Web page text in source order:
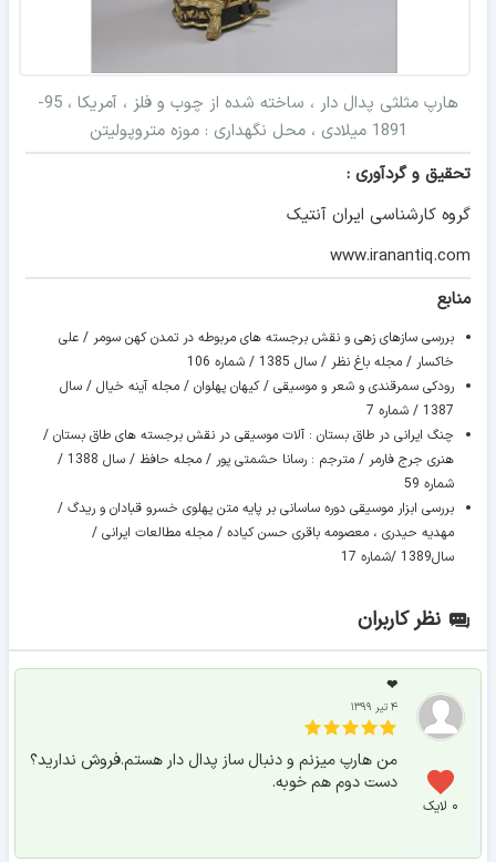
هارپ مثلثی پدال دار ، ساخته شده از چوب و فلز ، آمریکا ، 95-
1891 میلادی ، محل نگهداری : موزه متروپولیتن
تحقیق و گردآوری :
گروه کارشناسی ایران آنتیک
www.iranantiq.com
منابع
بررسی سازهای زهی و نقش برجسته های مربوطه در تمدن کهن سومر / علی
خاکسار / مجله باغ نظر / سال 1385 / شماره 106
رودکی سمرقندی و شعر و موسیقی / کیهان پهلوان / مجله آینه خیال / سال
1387 / شماره 7
چنگ ایرانی در طاق بستان : آلات موسیقی در نقش برجسته های طاق بستان /
هنری جرج فارمر / مترجم : رسانا حشمتی پور / مجله حافظ / سال 1388 /
شماره 59
بررسی ابزار موسیقی دوره ساسانی بر پایه متن پهلوی خسرو قبادان و ریدگ /
مهدیه حیدری ، معصومه باقری حسن کیاده / مجله مطالعات ایرانی /
سال1389 /شماره 17
نظر کاربران
۰ لایک
❤
۴ تیر ۱۳۹۹
من هارپ میزنم و دنبال ساز پدال دار هستم.فروش ندارید؟
دست دوم هم خوبه.